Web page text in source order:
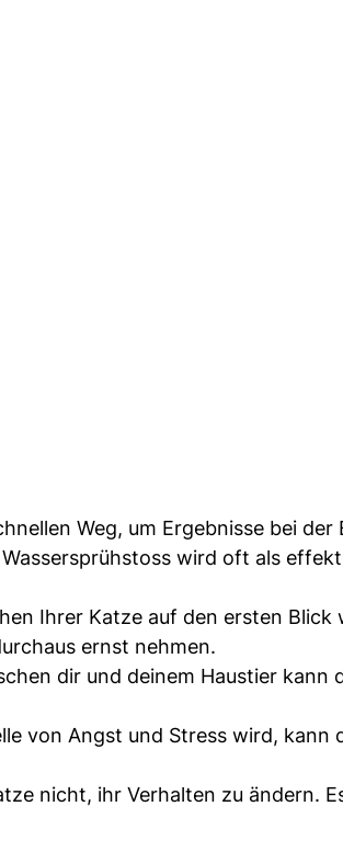
Weg, um Ergebnisse bei der
wird oft als
Ihrer Katze auf den ersten Blick
ernst nehmen.
dir und deinem Haustier kann
von Angst und Stress wird, kann
nicht, ihr Verhalten zu ändern.